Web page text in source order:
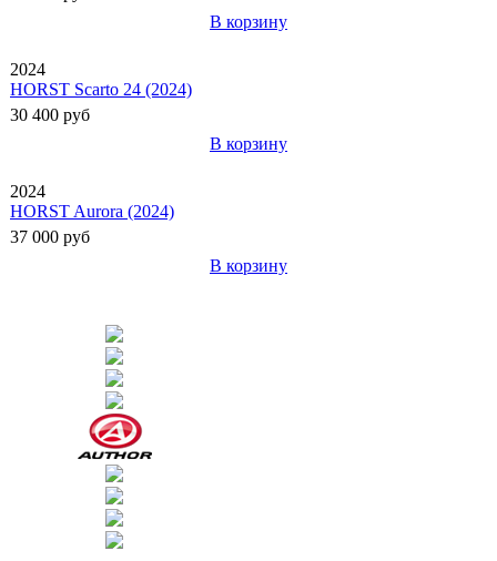
В корзину
2024
HORST Scarto 24 (2024)
30 400 руб
В корзину
2024
HORST Aurora (2024)
37 000 руб
В корзину